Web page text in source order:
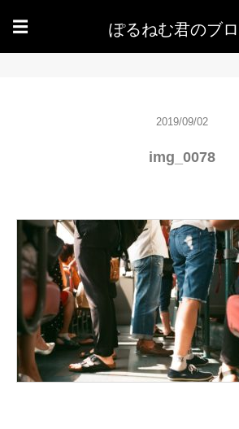
☰ ぽるねむ君のブ
2019/09/02
img_0078